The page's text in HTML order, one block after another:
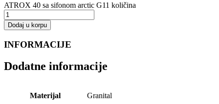
ATROX 40 sa sifonom arctic G11 količina
Dodaj u korpu
INFORMACIJE
Dodatne informacije
Materijal Granital